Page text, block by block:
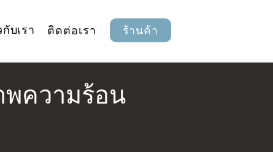
กับเรา ติดต่อเรา ร้านค้า
ความร้อน